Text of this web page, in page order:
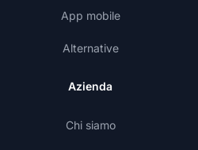
App mobile
Alternative
Azienda
Chi siamo